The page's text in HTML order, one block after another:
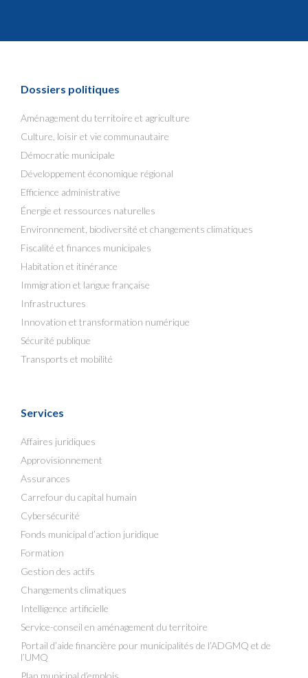
Dossiers politiques
Aménagement du territoire et agriculture
Culture, loisir et vie communautaire
Démocratie municipale
Développement économique régional
Efficience administrative
Énergie et ressources naturelles
Environnement, biodiversité et changements climatiques
Fiscalité et finances municipales
Habitation et itinérance
Immigration et langue française
Infrastructures
Innovation et transformation numérique
Sécurité publique
Transports et mobilité
Services
Affaires juridiques
Approvisionnement
Assurances
Carrefour du capital humain
Cybersécurité
Fonds municipal d’action juridique
Formation
Gestion des actifs
Changements climatiques
Intelligence artificielle
Service-conseil en aménagement du territoire
Portail d’aide financière pour municipalités de l’ADGMQ et de
l’UMQ
Plan municipal d’emplois